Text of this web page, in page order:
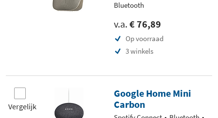
Bluetooth
v.a. € 76,89
Op voorraad
3 winkels
Vergelijk
Google Home Mini
Carbon